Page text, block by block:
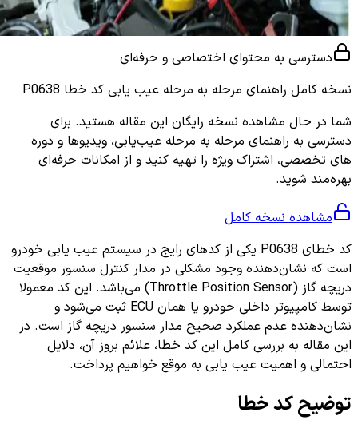
دسترسی به محتوای اختصاصی و حرفه‌ای
نسخه کامل راهنمای مرحله به مرحله عیب یابی کد خطا P0638
شما در حال مشاهده نسخه رایگان این مقاله هستید. برای
دسترسی به راهنمای مرحله به مرحله عیب‌یابی، ویدیوها و دوره
های تخصصی، اشتراک ویژه را تهیه کنید و از امکانات حرفه‌ای
بهره‌مند شوید.
مشاهده نسخه کامل
کد خطای P0638 یکی از کدهای رایج در سیستم عیب یابی خودرو
است که نشان‌دهنده وجود مشکلی در مدار کنترل سنسور موقعیت
دریچه گاز (Throttle Position Sensor) می‌باشد. این کد معمولا
توسط کامپیوتر داخلی خودرو یا همان ECU ثبت می‌شود و
نشان‌دهنده عدم عملکرد صحیح مدار سنسور دریچه گاز است. در
این مقاله به بررسی کامل این کد خطا، علائم بروز آن، دلایل
احتمالی و اهمیت عیب یابی به موقع خواهیم پرداخت.
توضیح کد خطا